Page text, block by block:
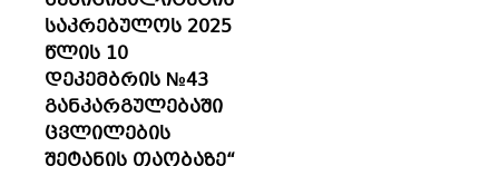
საკრებულოს 2025
წლის 10
დეკემბრის №43
განკარგულებაში
ცვლილების
შეტანის თაობაზე“